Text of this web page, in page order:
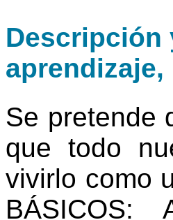
Descripción
Se pretende
que todo
vivirlo como
BÁSICOS: